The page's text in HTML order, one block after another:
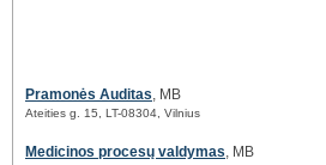
Pramonės Auditas, MB
Ateities g. 15, LT-08304, Vilnius
Medicinos procesų valdymas, MB